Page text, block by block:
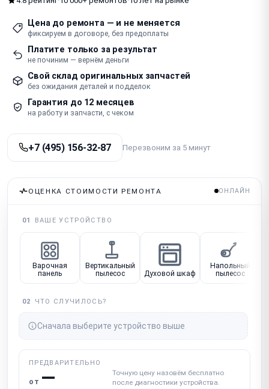
Цена до ремонта — и не меняется
фиксируем в договоре, без предоплаты
Платите только за результат
не починим — вернём деньги
Свой склад оригинальных запчастей
без ожидания деталей и подделок
Гарантия до 12 месяцев
на работу и запчасти, с чеком
+7 (495) 156-32-87 Перезвоним за 5 минут
ОЦЕНКА СТОИМОСТИ РЕМОНТА ОНЛАЙН
01 ВАШЕ УСТРОЙСТВО
Варочная
панель
Вертикальный
пылесос
Духовой шкаф
Напольный
пылесос
02 ЧТО СЛУЧИЛОСЬ?
Сначала выберите устройство выше
ПРЕДВАРИТЕЛЬНО
от —
Точную цену назовём бесплатно
после диагностики устройства.